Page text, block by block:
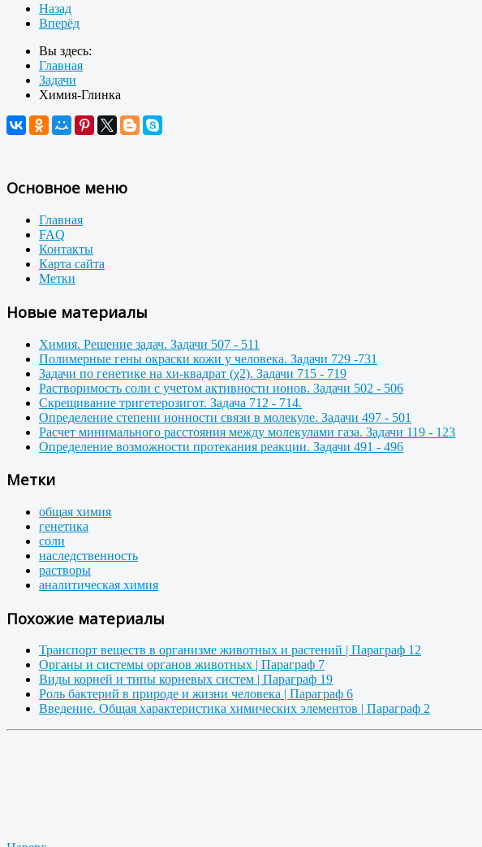
Назад
Вперёд
Вы здесь:
Главная
Задачи
Химия-Глинка
Основное меню
Главная
FAQ
Контакты
Карта сайта
Метки
Новые материалы
Химия. Решение задач. Задачи 507 - 511
Полимерные гены окраски кожи у человека. Задачи 729 -731
Задачи по генетике на хи-квадрат (χ2). Задачи 715 - 719
Растворимость соли с учетом активности ионов. Задачи 502 - 506
Скрещивание тригетерозигот. Задача 712 - 714.
Определение степени ионности связи в молекуле. Задачи 497 - 501
Расчет минимального расстояния между молекулами газа. Задачи 119 - 123
Определение возможности протекания реакции. Задачи 491 - 496
Метки
общая химия
генетика
соли
наследственность
растворы
аналитическая химия
Похожие материалы
Транспорт веществ в организме животных и растений | Параграф 12
Органы и системы органов животных | Параграф 7
Виды корней и типы корневых систем | Параграф 19
Роль бактерий в природе и жизни человека | Параграф 6
Введение. Общая характеристика химических элементов | Параграф 2